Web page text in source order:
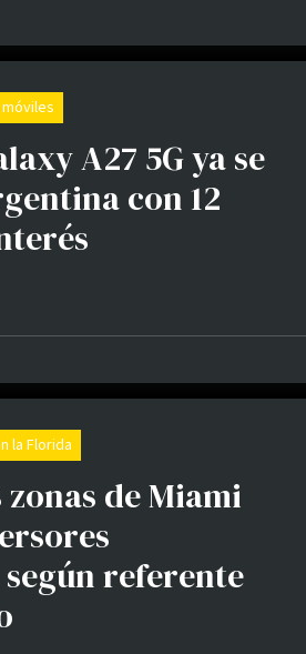
A27 5G ya se
con 12
de Miami
referente
la Florida